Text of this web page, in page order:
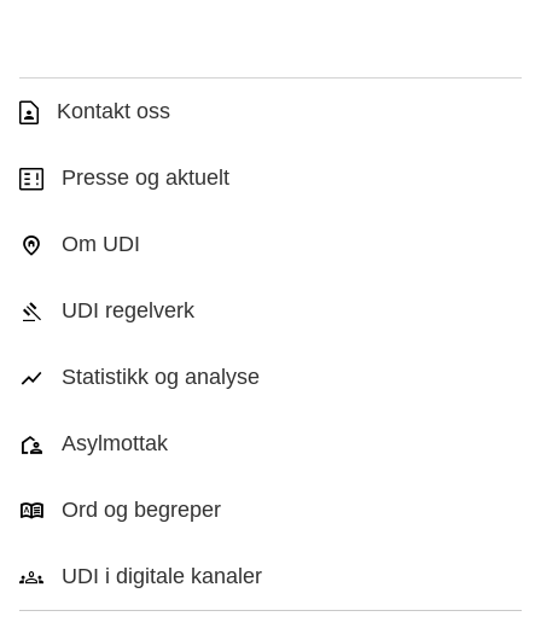
Kontakt oss
Presse og aktuelt
Om UDI
UDI regelverk
Statistikk og analyse
Asylmottak
Ord og begreper
UDI i digitale kanaler